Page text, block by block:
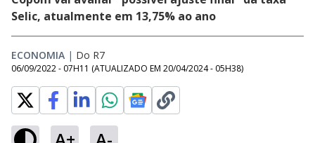
Selic, atualmente em 13,75% ao ano
ECONOMIA | Do R7
06/09/2022 - 07H11 (ATUALIZADO EM 20/04/2024 - 05H38)